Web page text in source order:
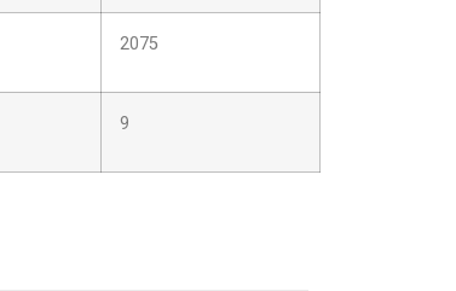
2075
9